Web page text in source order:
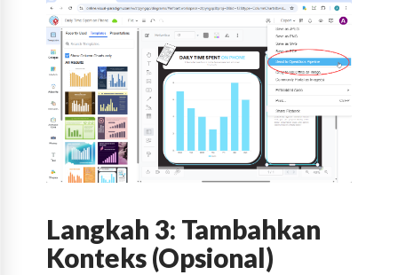
Langkah 3: Tambahkan
Konteks (Opsional)